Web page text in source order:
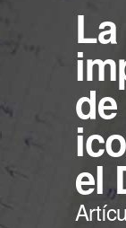
La
el